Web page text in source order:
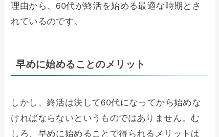
理由から、60代が終活を始める最適な時期とさ
れているのです。
早めに始めることのメリット
しかし、終活は決して60代になってから始めな
ければならないというものではありません。む
しろ、早めに始めることで得られるメリットは